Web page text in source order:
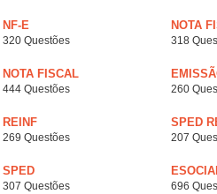
NF-E
320 Questões
NOTA
318
NOTA FISCAL
444 Questões 260
REINF
269 Questões
SPED
207
SPED
307 Questões 696